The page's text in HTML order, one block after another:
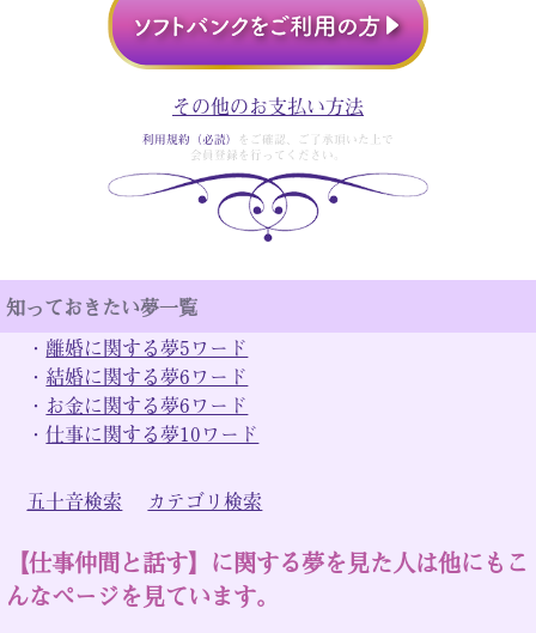
その他のお支払い方法
利用規約（必読）
をご確認、ご了承頂いた上で
会員登録を行ってください。
知っておきたい夢一覧
・ 離婚に関する夢5ワード
・ 結婚に関する夢6ワード
・ お金に関する夢6ワード
・仕事に関する夢10ワード
五十音検索 カテゴリ検索
【仕事仲間と話す】に関する夢を見た人は他にもこ
んなページを見ています。